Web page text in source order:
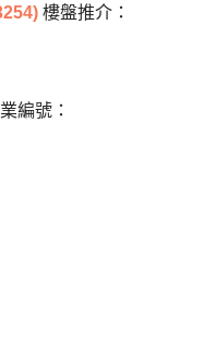
樓盤推介：
編號：